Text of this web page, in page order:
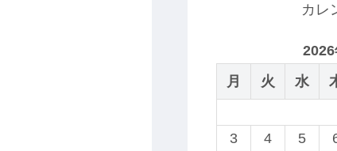
カレ
2026
月
火 水
3
4 5